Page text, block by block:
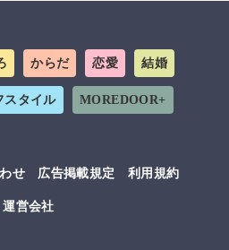
からだ 恋愛 結婚
スタイル MOREDOOR+
せ 広告掲載規定
利用規約
運営会社